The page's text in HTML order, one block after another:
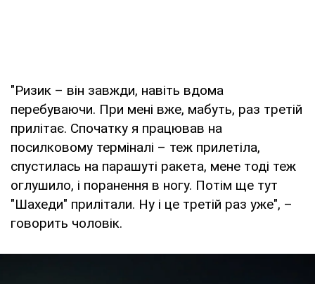
"Ризик – він завжди, навіть вдома
перебуваючи. При мені вже, мабуть, раз третій
прилітає. Спочатку я працював на
посилковому терміналі – теж прилетіла,
спустилась на парашуті ракета, мене тоді теж
оглушило, і поранення в ногу. Потім ще тут
"Шахеди" прилітали. Ну і це третій раз уже", –
говорить чоловік.